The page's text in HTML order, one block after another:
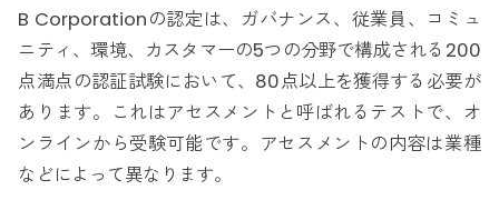
B Corporationの認定は、ガバナンス、従業員、コミュ
ニティ、環境、カスタマーの5つの分野で構成される200
点満点の認証試験において、80点以上を獲得する必要が
あります。これはアセスメントと呼ばれるテストで、オ
ンラインから受験可能です。アセスメントの内容は業種
などによって異なります。